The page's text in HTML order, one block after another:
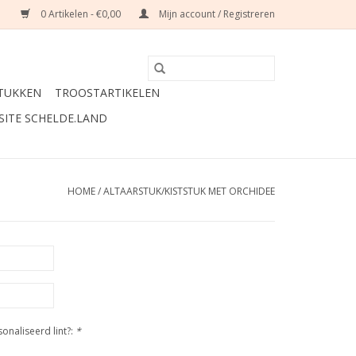
0 Artikelen - €0,00 Mijn account / Registreren
TROOSTARTIKELEN
SCHELDE.LAND
HOME/ALTAARSTUK/KISTSTUK MET ORCHIDEE
lint?: *